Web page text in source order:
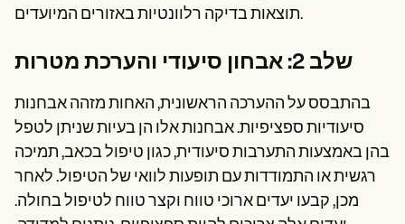
תוצאות בדיקה רלוונטיות באזורים המיועדים.
שלב 2: אבחון סיעודי והערכת מטרות
בהתבסס על ההערכה הראשונית, האחות מזהה אבחנות
סיעודיות ספציפיות. אבחנות אלו הן בעיות שניתן לטפל
בהן באמצעות התערבות סיעודית, כגון טיפול בכאב, תמיכה
רגשית או התמודדות עם תופעות לוואי של הטיפול. לאחר
מכן, קבעו יעדים ארוכי טווח וקצר טווח לטיפול בחולה.